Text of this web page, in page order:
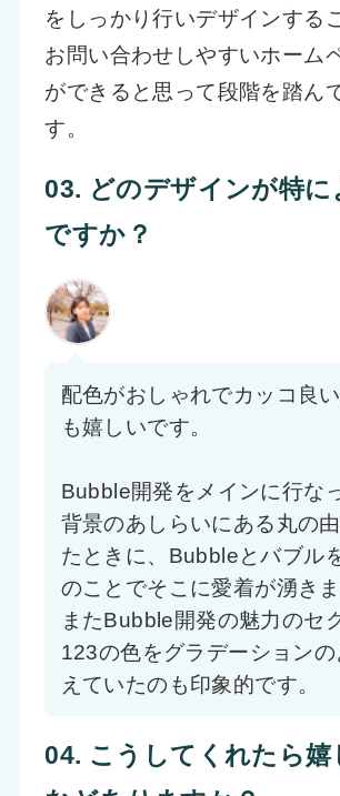
をしっかり行いデザインする
お問い合わせしやすいホーム
ができると思って段階を踏ん
す。
03. どのデザインが特に
ですか？
配色がおしゃれでカッコ良
も嬉しいです。
Bubble開発をメインに行な
背景のあしらいにある丸の
たときに、Bubbleとバブル
のことでそこに愛着が湧きま
またBubble開発の魅力のセ
123の色をグラデーション
えていたのも印象的です。
04. こうしてくれたら嬉